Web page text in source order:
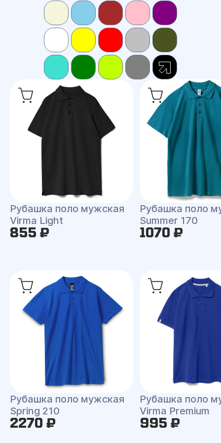
Рубашка поло мужская
Virma Light
855 ₽
Рубашка поло
Summer 170
1070 ₽
Рубашка поло мужская
Spring 210
2270 ₽
Рубашка поло
Virma Premium
995 ₽